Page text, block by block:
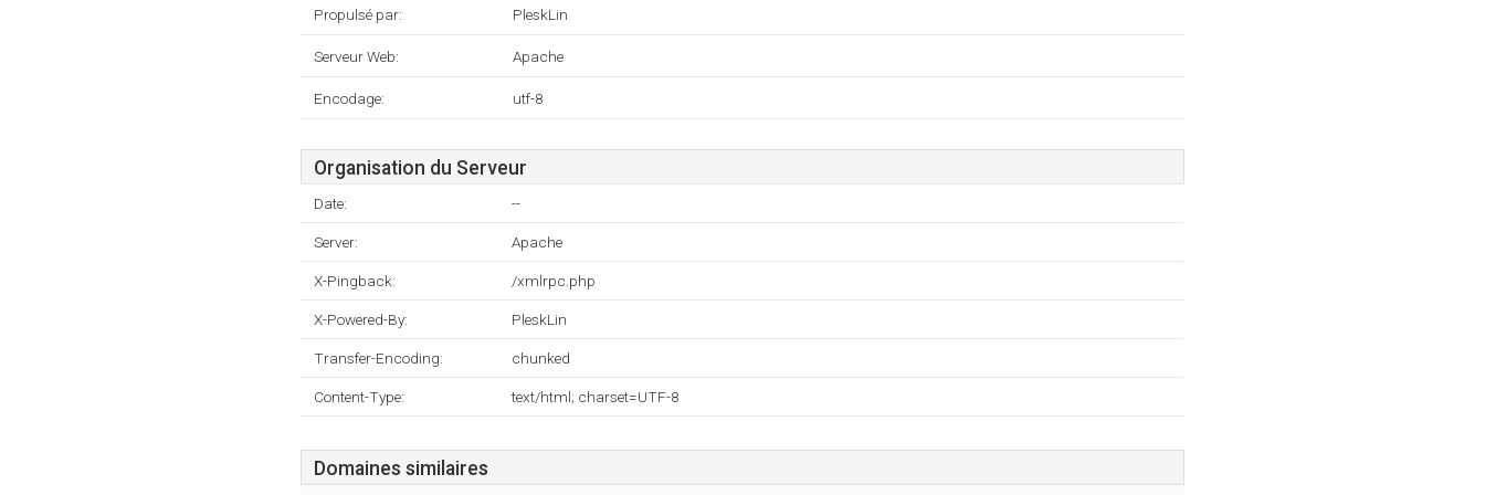
Propulsé par: PleskLin
Serveur Web: Apache
Encodage: utf-8
Organisation du Serveur
Date: --
Server: Apache
X-Pingback: /xmlrpc.php
X-Powered-By: PleskLin
Transfer-Encoding: chunked
Content-Type: text/html; charset=UTF-8
Domaines similaires